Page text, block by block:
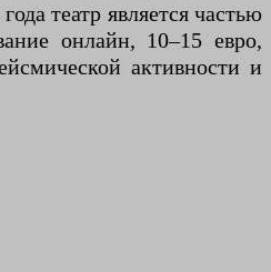
театр является частью
онлайн, 10–15 евро,
активности и